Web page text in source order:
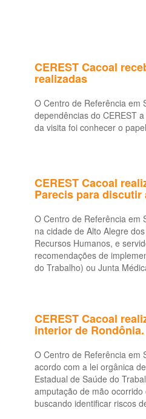
CEREST Cacoal
realizadas
O Centro de Referência em
dependências do CEREST
da visita foi conhecer o
CEREST Cacoal
Parecis para
O Centro de Referência em
na cidade de Alto Alegre
Recursos Humanos, e
recomendações de
do Trabalho) ou Junta
CEREST Cacoal
interior de Rondônia.
O Centro de Referência em
acordo com a lei orgânica
Estadual de Saúde do
amputação de mão
buscando identificar riscos